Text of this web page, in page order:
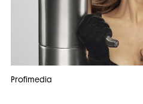
Profimedia